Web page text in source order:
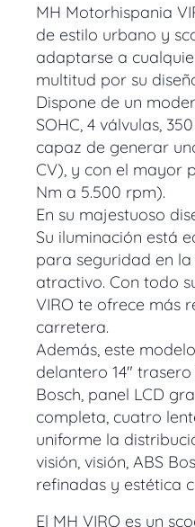
MH Motorhispania
de estilo urbano y
adaptarse a
multitud por su
Dispone de un
SOHC, 4 válvulas,
capaz de generar
CV), y con el mayor
Nm a 5.500 rpm).
En su majestuoso
Su iluminación está
para seguridad en
atractivo. Con todo
VIRO te ofrece más
carretera.
Además, este
delantero 14"
Bosch, panel LCD
completa, cuatro
uniforme la
visión, visión, ABS
refinadas y estética
El MH VIRO es un